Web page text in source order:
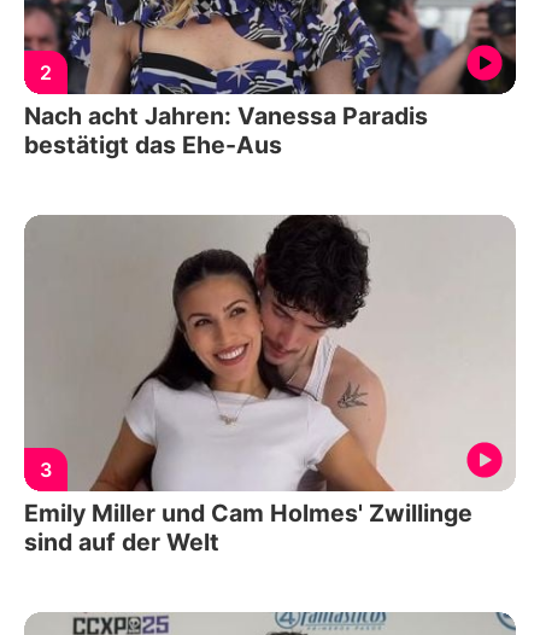
2
Nach acht Jahren: Vanessa Paradis
bestätigt das Ehe-Aus
3
Emily Miller und Cam Holmes' Zwillinge
sind auf der Welt